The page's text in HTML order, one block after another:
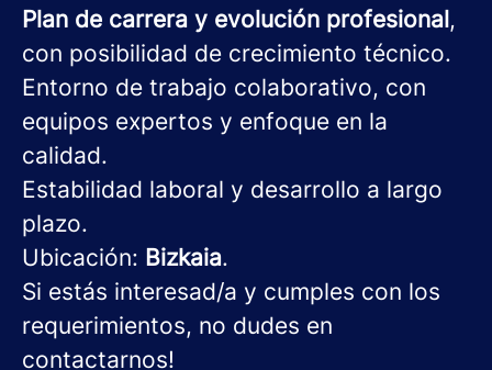
Plan de carrera y evolución profesional,
con posibilidad de crecimiento técnico.
Entorno de trabajo colaborativo, con
equipos expertos y enfoque en la
calidad.
Estabilidad laboral y desarrollo a largo
plazo.
Ubicación: Bizkaia.
Si estás interesad/a y cumples con los
requerimientos, no dudes en
contactarnos!